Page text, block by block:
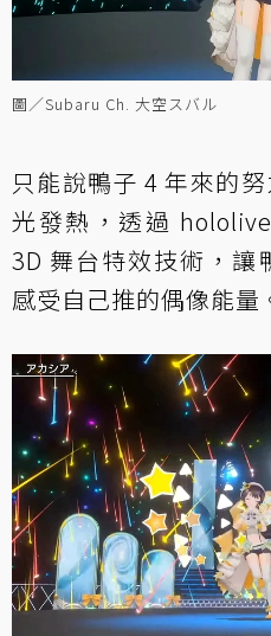
圖／Subaru Ch. 大空スバル
只能說鴨子 4 年來的
光發熱，透過
3D 舞台特效技術，讓
感受自己推的偶像能量